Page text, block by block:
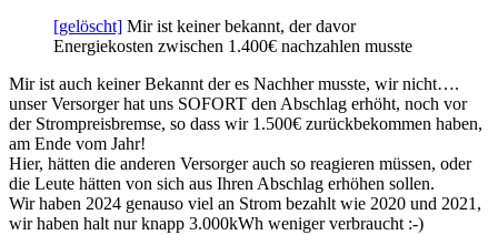
[gelöscht] Mir ist keiner bekannt, der davor
Energiekosten zwischen 1.400€ nachzahlen musste
Mir ist auch keiner Bekannt der es Nachher musste, wir nicht….
unser Versorger hat uns SOFORT den Abschlag erhöht, noch vor
der Strompreisbremse, so dass wir 1.500€ zurückbekommen haben,
am Ende vom Jahr!
Hier, hätten die anderen Versorger auch so reagieren müssen, oder
die Leute hätten von sich aus Ihren Abschlag erhöhen sollen.
Wir haben 2024 genauso viel an Strom bezahlt wie 2020 und 2021,
wir haben halt nur knapp 3.000kWh weniger verbraucht :-)